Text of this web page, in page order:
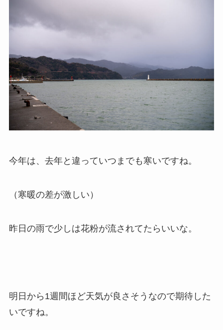
今年は、去年と違っていつまでも寒いですね。
（寒暖の差が激しい）
昨日の雨で少しは花粉が流されてたらいいな。
明日から1週間ほど天気が良さそうなので期待した
いですね。